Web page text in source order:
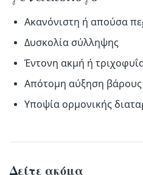
Ακανόνιστη ή απούσα
Δυσκολία σύλληψης
Έντονη ακμή ή
Απότομη αύξηση βάρους
Υποψία ορμονικής
Δείτε ακόμα